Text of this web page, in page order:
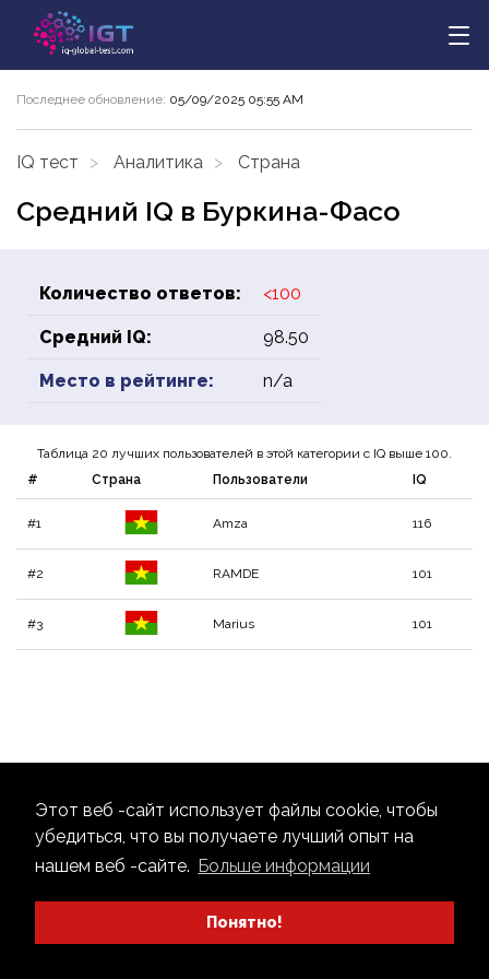
Этот веб -сайт использует файлы cookie, чтобы
убедиться, что вы получаете лучший опыт на
нашем веб -сайте. Больше информации
Понятно!
Последнее обновление: 05/09/2025 05:55 AM
IQ тест Аналитика Страна
Средний IQ в Буркина-Фасо
Количество ответов: <100
Средний IQ: 98.50
Место в рейтинге: n/a
Таблица 20 лучших пользователей в этой категории с IQ выше 100.
#
Страна Пользователи IQ
#1 Amza 116
#2 RAMDE 101
#3 Marius 101